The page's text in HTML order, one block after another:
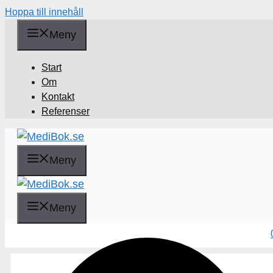
Hoppa till innehåll
Meny
Start
Om
Kontakt
Referenser
Meny
Sök
Meny